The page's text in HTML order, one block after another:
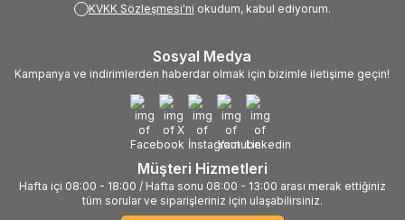
KVKK Sözleşmesi'ni okudum, kabul ediyorum.
Sosyal Medya
Kampanya ve indirimlerden haberdar olmak için bizimle iletişime geçin!
Müşteri Hizmetleri
Hafta içi 08:00 - 18:00 / Hafta sonu 08:00 - 13:00 arası merak ettiğiniz
tüm sorular ve siparişleriniz için ulaşabilirsiniz.